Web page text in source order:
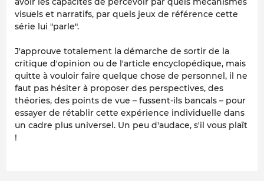
visuels et narratifs, par quels jeux de référence cette
série lui "parle".
J'approuve totalement la démarche de sortir de la
critique d'opinion ou de l'article encyclopédique, mais
quitte à vouloir faire quelque chose de personnel, il ne
faut pas hésiter à proposer des perspectives, des
théories, des points de vue – fussent-ils bancals – pour
essayer de rétablir cette expérience individuelle dans
un cadre plus universel. Un peu d'audace, s'il vous plaît
!